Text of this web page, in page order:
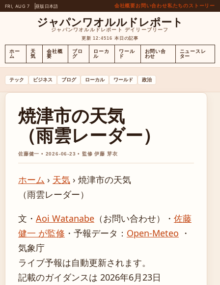
FRI, AUG 7 昼版 日本語 会社概要お問い合わせ私たちのストーリー
ジャパンワオルルドレポート
ジャパンワオルルドレポート デイリーブリーフ
更新 12:4516 本日の記事
ホー
ム
天
気
会社概
要
ブロ
グ
ローカ
ル
ワール
ド
お問い合
わせ
ニュースレ
ター
テック ビジネス ブログ ローカル ワールド 政治
焼津市の天気
（雨雲レーダー）
佐藤健一 • 2026-06-23 • 監修 伊藤 芽衣
ホーム › 天気 › 焼津市の天気
（雨雲レーダー）
文・ Aoi Watanabe （お問い合わせ） ・ 佐藤
健一 が監修 ・ 予報データ： Open-Meteo ・
気象庁
ライブ予報は自動更新されます。
記載のガイダンスは 2026年6月23日